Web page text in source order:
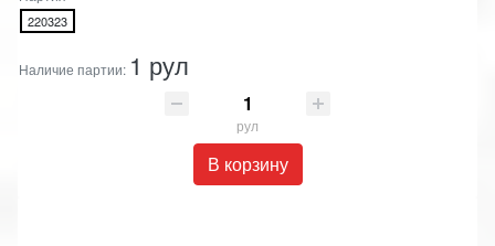
220323
Наличие партии: 1 рул
рул
В корзину